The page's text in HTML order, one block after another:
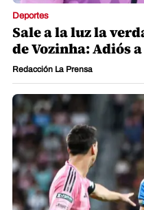
Deportes
Sale a la luz la
de Vozinha: Adiós
Redacción La Prensa